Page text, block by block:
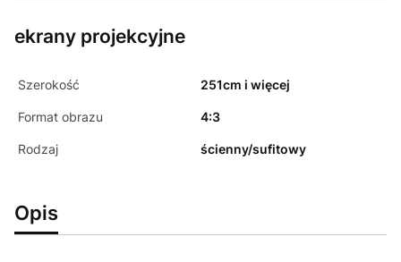
ekrany projekcyjne
Szerokość 251cm i więcej
Format obrazu 4:3
Rodzaj ścienny/sufitowy
Opis